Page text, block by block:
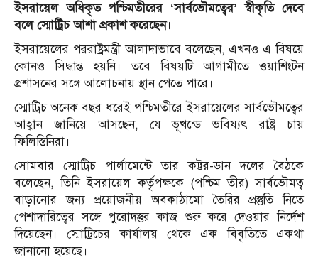
ইসরায়েল অধিকৃত পশ্চিমতীরের ‘সার্বভৌমত্বের’ স্বীকৃতি দেবে
বলে স্মোট্রিচ আশা প্রকাশ করেছেন।
ইসরায়েলের পররাষ্ট্রমন্ত্রী আলাদাভাবে বলেছেন, এখনও এ বিষয়ে
কোনও সিদ্ধান্ত হয়নি। তবে বিষয়টি আগামীতে ওয়াশিংটন
প্রশাসনের সঙ্গে আলোচনায় স্থান পেতে পারে।
স্মোট্রিচ অনেক বছর ধরেই পশ্চিমতীরে ইসরায়েলের সার্বভৌমত্বের
আহ্বান জানিয়ে আসছেন, যে ভূখন্ডে ভবিষ্যৎ রাষ্ট্র চায়
ফিলিস্তিনিরা।
সোমবার স্মোট্রিচ পার্লামেন্টে তার কট্টর-ডান দলের বৈঠকে
বলেছেন, তিনি ইসরায়েল কর্তৃপক্ষকে (পশ্চিম তীর) সার্বভৌমত্ব
বাড়ানোর জন্য প্রয়োজনীয় অবকাঠামো তৈরির প্রস্তুতি নিতে
পেশাদারিত্বের সঙ্গে পুরোদস্তুর কাজ শুরু করে দেওয়ার নির্দেশ
দিয়েছেন। স্মোট্রিচের কার্যালয় থেকে এক বিবৃতিতে একথা
জানানো হয়েছে।